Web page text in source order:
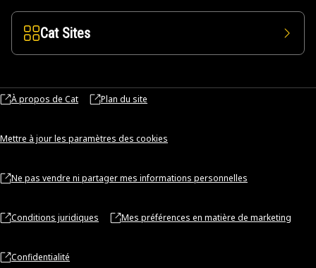
Cat Sites
À propos de Cat Plan du site
Mettre à jour les paramètres des cookies
Ne pas vendre ni partager mes informations personnelles
Conditions juridiques Mes préférences en matière de marketing
Confidentialité